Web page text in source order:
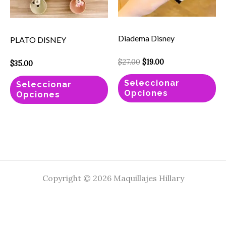
PLATO DISNEY
$35.00
Seleccionar
Opciones
Las
opciones
elegir
la
página
Diadema Disney
$27.00 $19.00
Seleccionar
Opciones
la
Copyright © 2026 Maquillajes Hillary